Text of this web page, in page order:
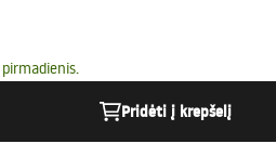
Pridėti į krepšelį